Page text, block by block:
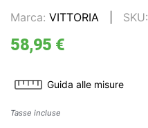
Marca: VITTORIA SKU:
58,95 €
Guida alle misure
Tasse incluse